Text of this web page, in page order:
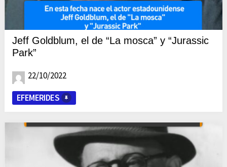
Jeff Goldblum, el de “La mosca” y “Jurassic
Park”
22/10/2022
EFEMERIDES